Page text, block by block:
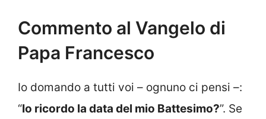
Commento al Vangelo di
Papa Francesco
Io domando a tutti voi – ognuno ci pensi –:
“Io ricordo la data del mio Battesimo?”. Se